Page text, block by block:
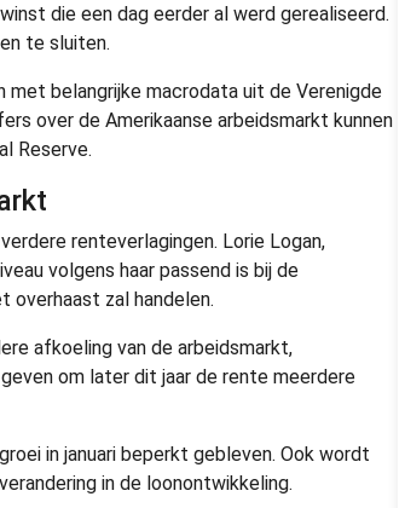
die een dag eerder al werd gerealiseerd.
te sluiten.
met belangrijke macrodata uit de Verenigde
over de Amerikaanse arbeidsmarkt kunnen
Reserve.
renteverlagingen. Lorie Logan,
volgens haar passend is bij de
overhaast zal handelen.
afkoeling van de arbeidsmarkt,
om later dit jaar de rente meerdere
in januari beperkt gebleven. Ook wordt
in de loonontwikkeling.